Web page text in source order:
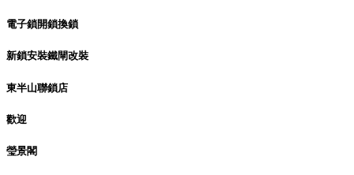
電子鎖開鎖換鎖
新鎖安裝鐵閘改裝
東半山聯鎖店
歡迎
瑩景閣